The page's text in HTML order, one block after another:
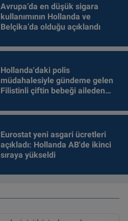
Avrupa’da en düşük sigara
kullanımının Hollanda ve
Belçika’da olduğu açıklandı
Hollanda'daki polis
müdahalesiyle gündeme gelen
Filistinli çiftin bebeği aileden
Eurostat yeni asgari ücretleri
açıkladı: Hollanda AB'de ikinci
sıraya yükseldi